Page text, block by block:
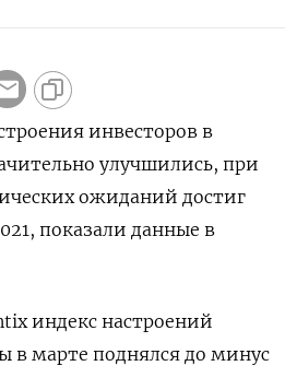
инвесторов в
улучшились, при
ожиданий достиг
показали данные в
индекс настроений
в марте поднялся до минус